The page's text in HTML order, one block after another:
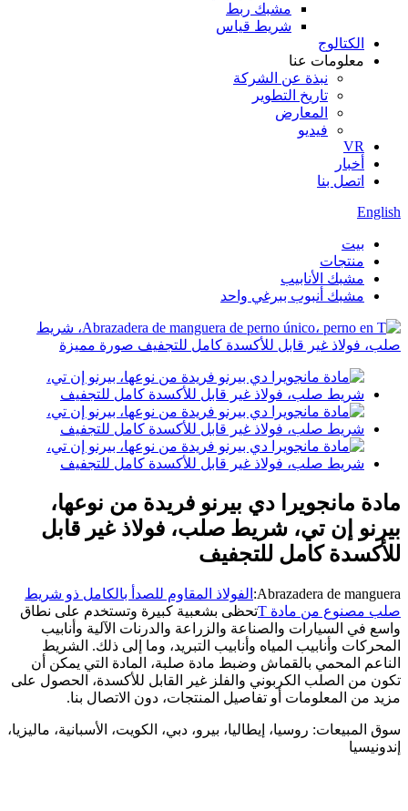
مشبك ربط
شريط قياس
الكتالوج
معلومات عنا
نبذة عن الشركة
تاريخ التطوير
المعارض
فيديو
VR
أخبار
اتصل بنا
English
بيت
منتجات
مشبك الأنابيب
مشبك أنبوب ببرغي واحد
مادة مانجويرا دي بيرنو فريدة من نوعها،
بيرنو إن تي، شريط صلب، فولاذ غير قابل
للأكسدة كامل للتجفيف
Abrazadera de manguera: الفولاذ المقاوم للصدأ بالكامل ذو شريط
صلب مصنوع من مادة T
تحظى بشعبية كبيرة وتستخدم على نطاق
واسع في السيارات والصناعة والزراعة والدرنات الآلية وأنابيب
المحركات وأنابيب المياه وأنابيب التبريد، وما إلى ذلك. الشريط
الناعم المحمي بالقماش وضبط مادة صلبة، المادة التي يمكن أن
تكون من الصلب الكربوني والفلز غير القابل للأكسدة، الحصول على
مزيد من المعلومات أو تفاصيل المنتجات، دون الاتصال بنا.
سوق المبيعات: روسيا، إيطاليا، بيرو، دبي، الكويت، الأسبانية، ماليزيا،
إندونيسيا